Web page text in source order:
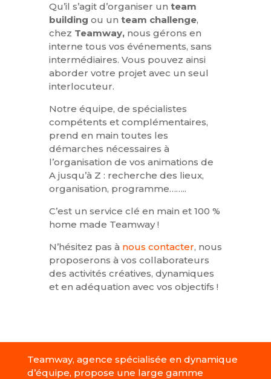
Qu’il s’agit d’organiser un team
building ou un team challenge,
chez Teamway,nous gérons en
interne tous vos événements, sans
intermédiaires. Vous pouvez ainsi
aborder votre projet avec un seul
interlocuteur.
Notre équipe, de spécialistes
compétents et complémentaires,
prend en main toutes les
démarches nécessaires à
l’organisation de vos animations de
A jusqu’à Z : recherche des lieux,
organisation, programme……..
C’est un service clé en main et 100 %
home made Teamway !
N’hésitez pas à nous contacter, nous
proposerons à vos collaborateurs
des activités créatives, dynamiques
et en adéquation avec vos objectifs !
Teamway, agence spécialisée en dynamique
d’équipe, propose une large gamme